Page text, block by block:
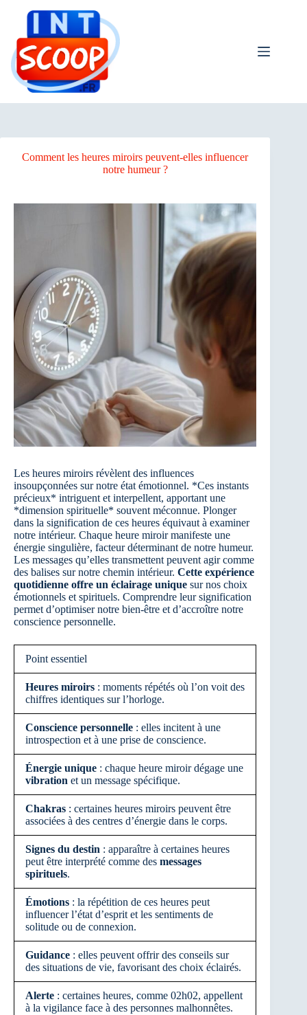
Comment les heures miroirs peuvent-elles influencer
notre humeur ?
Les heures miroirs révèlent des influences
insoupçonnées sur notre état émotionnel. *Ces instants
précieux* intriguent et interpellent, apportant une
*dimension spirituelle* souvent méconnue. Plonger
dans la signification de ces heures équivaut à examiner
notre intérieur. Chaque heure miroir manifeste une
énergie singulière, facteur déterminant de notre humeur.
Les messages qu’elles transmettent peuvent agir comme
des balises sur notre chemin intérieur. Cette expérience
quotidienne offre un éclairage unique sur nos choix
émotionnels et spirituels. Comprendre leur signification
permet d’optimiser notre bien-être et d’accroître notre
conscience personnelle.
Point essentiel
Heures miroirs : moments répétés où l’on voit des
chiffres identiques sur l’horloge.
Conscience personnelle : elles incitent à une
introspection et à une prise de conscience.
Énergie unique : chaque heure miroir dégage une
vibration et un message spécifique.
Chakras : certaines heures miroirs peuvent être
associées à des centres d’énergie dans le corps.
Signes du destin : apparaître à certaines heures
peut être interprété comme des messages
spirituels.
Émotions : la répétition de ces heures peut
influencer l’état d’esprit et les sentiments de
solitude ou de connexion.
Guidance : elles peuvent offrir des conseils sur
des situations de vie, favorisant des choix éclairés.
Alerte : certaines heures, comme 02h02, appellent
à la vigilance face à des personnes malhonnêtes.